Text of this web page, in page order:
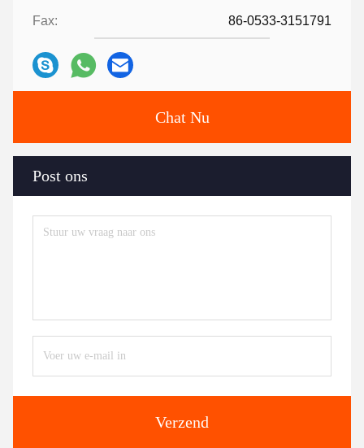
Fax: 86-0533-3151791
Chat Nu
Post ons
Verzend